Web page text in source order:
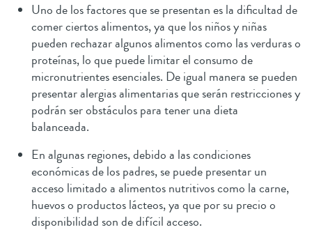
Uno de los factores que se presentan es la dificultad de
comer ciertos alimentos, ya que los niños y niñas
pueden rechazar algunos alimentos como las verduras o
proteínas, lo que puede limitar el consumo de
micronutrientes esenciales. De igual manera se pueden
presentar alergias alimentarias que serán restricciones y
podrán ser obstáculos para tener una dieta
balanceada.
En algunas regiones, debido a las condiciones
económicas de los padres, se puede presentar un
acceso limitado a alimentos nutritivos como la carne,
huevos o productos lácteos, ya que por su precio o
disponibilidad son de difícil acceso.